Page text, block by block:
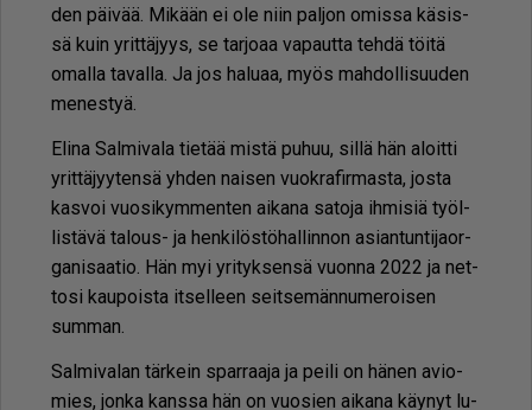
den päi­vää. Mi­kään ei ole niin pal­jon omis­sa kä­sis­
sä kuin yrit­tä­jyys, se tar­jo­aa va­paut­ta teh­dä töi­tä
omal­la ta­val­la. Ja jos ha­lu­aa, myös mah­dol­li­suu­den
me­nes­tyä.
Eli­na Sal­mi­va­la tie­tää mis­tä pu­huu, sil­lä hän aloit­ti
yrit­tä­jyy­ten­sä yh­den nai­sen vuok­ra­fir­mas­ta, jos­ta
kas­voi vuo­si­kym­men­ten ai­ka­na sa­to­ja ih­mi­siä työl­
lis­tä­vä ta­lous- ja hen­ki­lös­tö­hal­lin­non asi­an­tun­ti­ja­or­
ga­ni­saa­tio. Hän myi yri­tyk­sen­sä vuon­na 2022 ja net­
to­si kau­pois­ta it­sel­leen seit­se­män­nu­me­roi­sen
sum­man.
Sal­mi­va­lan tär­kein spar­raa­ja ja pei­li on hä­nen avi­o­
mies, jon­ka kans­sa hän on vuo­sien ai­ka­na käy­nyt lu­